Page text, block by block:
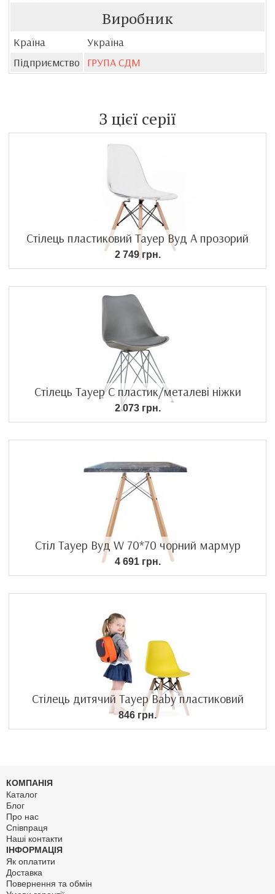
Виробник
Країна
Україна
Підприємство
ГРУПА СДМ
З цієї серії
Стілець пластиковий Тауер Вуд А прозорий
2 749 грн.
Стілець Тауер С пластик/металеві ніжки
2 073 грн.
Стіл Тауер Вуд W 70*70 чорний мармур
4 691 грн.
Стілець дитячий Тауер Baby пластиковий
846 грн.
КОМПАНІЯ
Каталог
Блог
Про нас
Співпраця
Наші контакти
ІНФОРМАЦІЯ
Як оплатити
Доставка
Повернення та обмін